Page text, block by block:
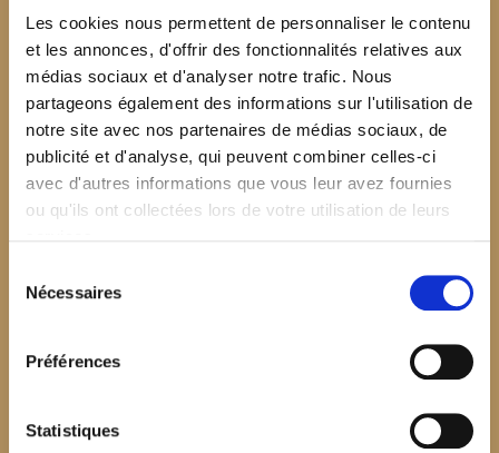
Les cookies nous permettent de personnaliser le contenu
et les annonces, d'offrir des fonctionnalités relatives aux
médias sociaux et d'analyser notre trafic. Nous
partageons également des informations sur l'utilisation de
notre site avec nos partenaires de médias sociaux, de
publicité et d'analyse, qui peuvent combiner celles-ci
avec d'autres informations que vous leur avez fournies
ou qu'ils ont collectées lors de votre utilisation de leurs
Nécessaires
Préférences
Statistiques